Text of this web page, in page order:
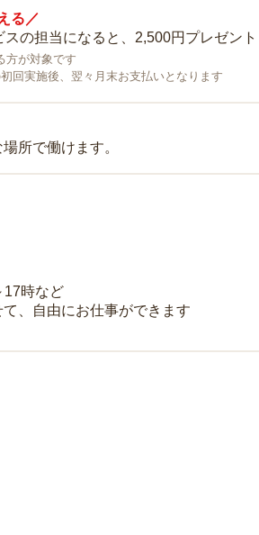
る／
の担当になると、2,500円プレゼント
方が対象です
回実施後、翌々月末お支払いとなります
所で働けます。
17時など
、自由にお仕事ができます